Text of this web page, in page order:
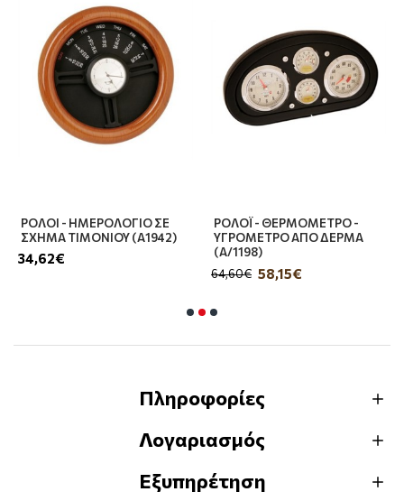
ΡΟΛΟΙ - ΗΜΕΡΟΛΟΓΙΟ ΣΕ
ΣΧΗΜΑ ΤΙΜΟΝΙΟΥ (Α1942)
34,62€
ΡΟΛΟΪ - ΘΕΡΜΟΜΕΤΡΟ -
ΥΓΡΟΜΕΤΡΟ ΑΠΟ ΔΕΡΜΑ
(Α/1198)
58,15€
64,60€
Πληροφορίες
Λογαριασμός
Εξυπηρέτηση